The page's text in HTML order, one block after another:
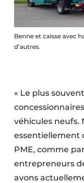
Benne et caisse avec
d’autres.
« Le plus
véhicules neufs.
essentiellement
PME, comme
entrepreneurs
avons